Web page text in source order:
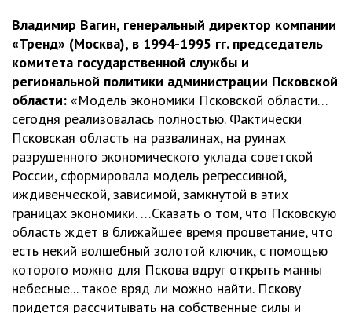
Владимир Вагин, генеральный директор компании
«Тренд» (Москва), в 1994-1995 гг. председатель
комитета государственной службы и
региональной политики администрации Псковской
области: «Модель экономики Псковской области…
сегодня реализовалась полностью. Фактически
Псковская область на развалинах, на руинах
разрушенного экономического уклада советской
России, сформировала модель регрессивной,
иждивенческой, зависимой, замкнутой в этих
границах экономики. …Сказать о том, что Псковскую
область ждет в ближайшее время процветание, что
есть некий волшебный золотой ключик, с помощью
которого можно для Пскова вдруг открыть манны
небесные... такое вряд ли можно найти. Пскову
придется рассчитывать на собственные силы и